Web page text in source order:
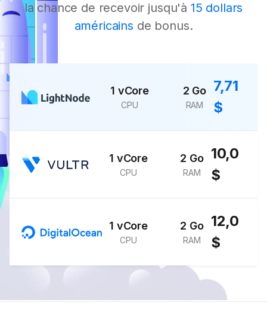
la chance de recevoir jusqu'à 15 dollars
américains de bonus.
1 vCore
CPU
2 Go
RAM
7,71
$
1 vCore
CPU
2 Go
RAM
10,0
$
1 vCore
CPU
2 Go
RAM
12,0
$